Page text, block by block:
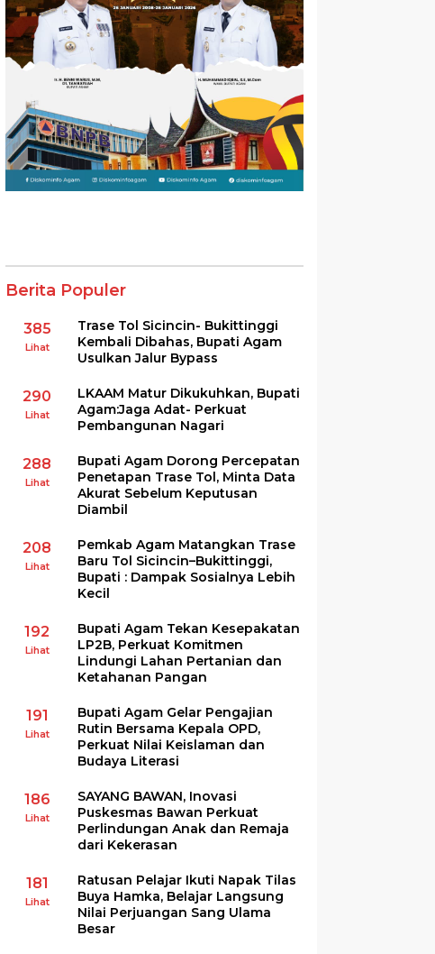
Berita Populer
385
Lihat
Trase Tol Sicincin- Bukittinggi
Kembali Dibahas, Bupati Agam
Usulkan Jalur Bypass
290
Lihat
LKAAM Matur Dikukuhkan, Bupati
Agam:Jaga Adat- Perkuat
Pembangunan Nagari
288
Lihat
Bupati Agam Dorong Percepatan
Penetapan Trase Tol, Minta Data
Akurat Sebelum Keputusan
Diambil
208
Lihat
Pemkab Agam Matangkan Trase
Baru Tol Sicincin–Bukittinggi,
Bupati : Dampak Sosialnya Lebih
Kecil
192
Lihat
Bupati Agam Tekan Kesepakatan
LP2B, Perkuat Komitmen
Lindungi Lahan Pertanian dan
Ketahanan Pangan
191
Lihat
Bupati Agam Gelar Pengajian
Rutin Bersama Kepala OPD,
Perkuat Nilai Keislaman dan
Budaya Literasi
186
Lihat
SAYANG BAWAN, Inovasi
Puskesmas Bawan Perkuat
Perlindungan Anak dan Remaja
dari Kekerasan
181
Lihat
Ratusan Pelajar Ikuti Napak Tilas
Buya Hamka, Belajar Langsung
Nilai Perjuangan Sang Ulama
Besar